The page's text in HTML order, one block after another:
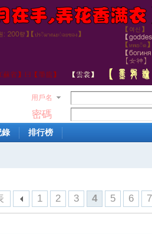
用戶名
密碼
錄 排行榜
1
2 3 4 5 6 7